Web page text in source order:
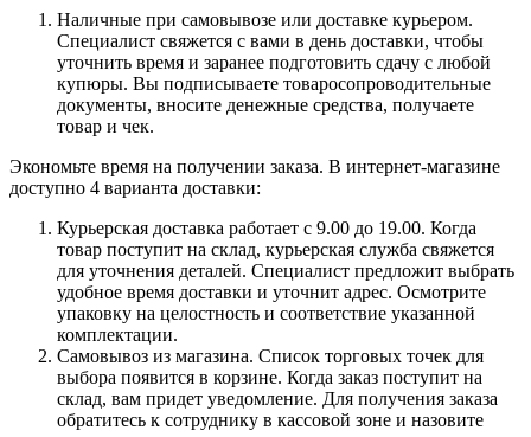
Наличные при самовывозе или доставке курьером.
Специалист свяжется с вами в день доставки, чтобы
уточнить время и заранее подготовить сдачу с любой
купюры. Вы подписываете товаросопроводительные
документы, вносите денежные средства, получаете
товар и чек.
Экономьте время на получении заказа. В интернет-магазине
доступно 4 варианта доставки:
Курьерская доставка работает с 9.00 до 19.00. Когда
товар поступит на склад, курьерская служба свяжется
для уточнения деталей. Специалист предложит выбрать
удобное время доставки и уточнит адрес. Осмотрите
упаковку на целостность и соответствие указанной
комплектации.
Самовывоз из магазина. Список торговых точек для
выбора появится в корзине. Когда заказ поступит на
склад, вам придет уведомление. Для получения заказа
обратитесь к сотруднику в кассовой зоне и назовите